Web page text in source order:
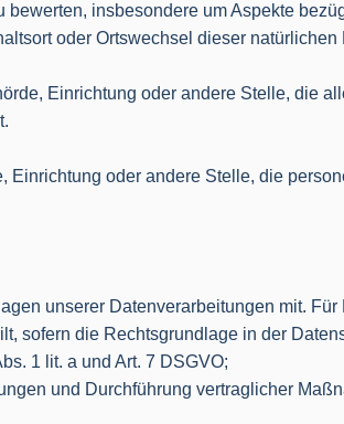
insbesondere um Aspekte
oder Ortswechsel dieser
Einrichtung oder andere Stelle, die
oder andere Stelle, die
unserer Datenverarbeitungen mit.
sofern die Rechtsgrundlage in der
1 lit. a und Art. 7 DSGVO;
und Durchführung vertraglicher